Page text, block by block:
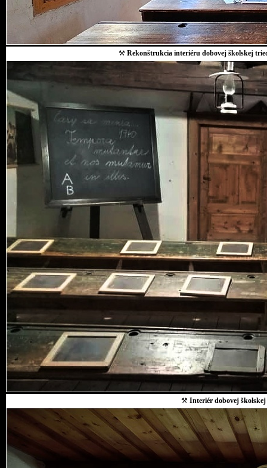
⚒ Rekonštrukcia interiéru dobovej školskej
⚒ Interiér dobovej